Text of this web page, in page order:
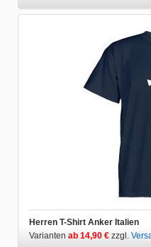
Herren T-Shirt Anker Italien
Varianten ab 14,90 € zzgl.